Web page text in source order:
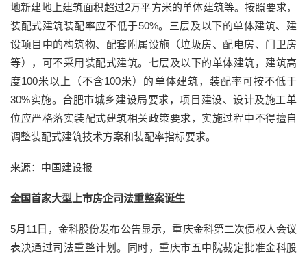
地新建地上建筑面积超过2万平方米的单体建筑等。按照要求，
装配式建筑装配率应不低于50%。三层及以下的单体建筑、建
设项目中的构筑物、配套附属设施（垃圾房、配电房、门卫房
等），可不采用装配式建筑。七层及以下的单体建筑，建筑高
度100米以上（不含100米）的单体建筑，装配率可按不低于
30%实施。合肥市城乡建设局要求，项目建设、设计及施工单
位应严格落实装配式建筑相关政策要求，实施过程中不得擅自
调整装配式建筑技术方案和装配率指标要求。
来源：中国建设报
全国首家大型上市房企司法重整案诞生
5月11日，金科股份发布公告显示，重庆金科第二次债权人会议
表决通过司法重整计划。同时，重庆市五中院裁定批准金科股